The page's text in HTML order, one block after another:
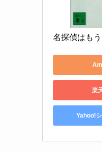
名探偵はも
楽
Yahoo!